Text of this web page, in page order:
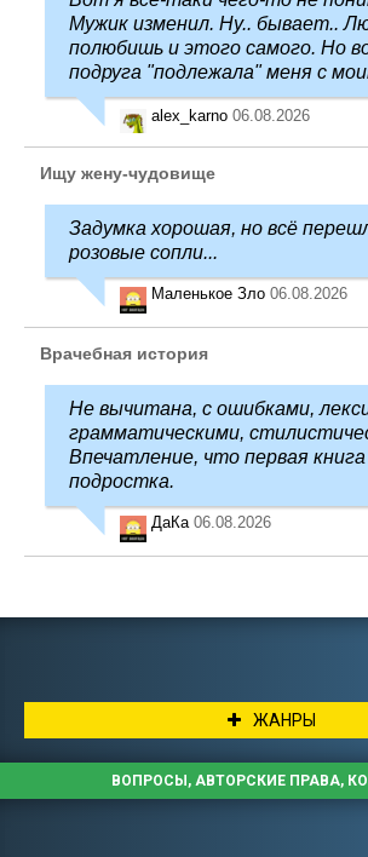
Мужик изменил. Ну.. бывает..
полюбишь и этого самого. Но
подруга "подлежала" меня с
alex_karno 06.08.2026
Ищу жену-чудовище
Задумка хорошая, но всё
розовые сопли...
Маленькое Зло 06.08.2026
Врачебная история
Не вычитана, с ошибками,
грамматическими,
Впечатление, что первая книга
подростка.
ДаКа 06.08.2026
ЖАНРЫ
ВОПРОСЫ, АВТОРСКИЕ ПРАВА,